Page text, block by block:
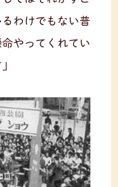
わけでもない普
やってくれてい